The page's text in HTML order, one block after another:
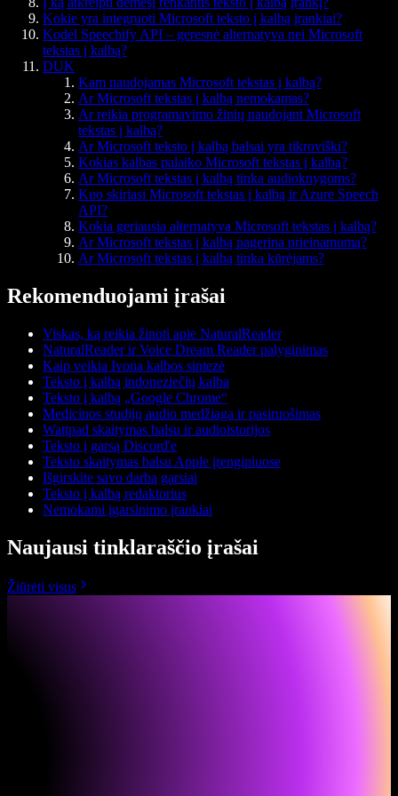
Kokie yra integruoti Microsoft teksto į kalbą įrankiai?
Kodėl Speechify API – geresnė alternatyva nei Microsoft
tekstas į kalbą?
DUK
Kam naudojamas Microsoft tekstas į kalbą?
Ar Microsoft tekstas į kalbą nemokamas?
Ar reikia programavimo žinių naudojant Microsoft
tekstas į kalbą?
Ar Microsoft teksto į kalbą balsai yra tikroviški?
Kokias kalbas palaiko Microsoft tekstas į kalbą?
Ar Microsoft tekstas į kalbą tinka audioknygoms?
Kuo skiriasi Microsoft tekstas į kalbą ir Azure Speech
API?
Kokia geriausia alternatyva Microsoft tekstas į kalbą?
Ar Microsoft tekstas į kalbą pagerina prieinamumą?
Ar Microsoft tekstas į kalbą tinka kūrėjams?
Rekomenduojami įrašai
Viskas, ką reikia žinoti apie NaturalReader
NaturalReader ir Voice Dream Reader palyginimas
Kaip veikia Ivona kalbos sintezė
Teksto į kalbą indoneziečių kalba
Teksto į kalbą „Google Chrome“
Medicinos studijų audio medžiaga ir pasiruošimas
Wattpad skaitymas balsu ir audioistorijos
Teksto į garsą Discord'e
Teksto skaitymas balsu Apple įrenginiuose
Išgirskite savo darbą garsiai
Teksto į kalbą redaktorius
Nemokami įgarsinimo įrankiai
Naujausi tinklaraščio įrašai
Žiūrėti visus